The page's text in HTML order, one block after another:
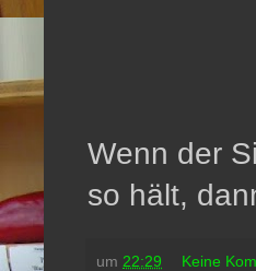
Wenn der
so hält,
um 22:29 Keine